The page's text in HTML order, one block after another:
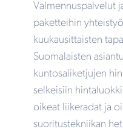
Valmennuspalvelut
paketteihin
kuukausittaisten
Suomalaisten
kuntosaliketjujen
selkeisiin
oikeat liikeradat ja
suoritustekniikan